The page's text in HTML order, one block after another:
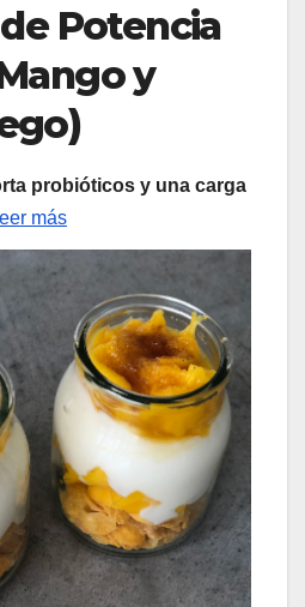
Potencia
y
probióticos y una carga
más